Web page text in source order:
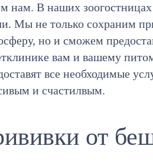
нам. В наших
Мы не только сохраним
но и сможем
вам и вашему
все необходимые
и счастилвым.
от